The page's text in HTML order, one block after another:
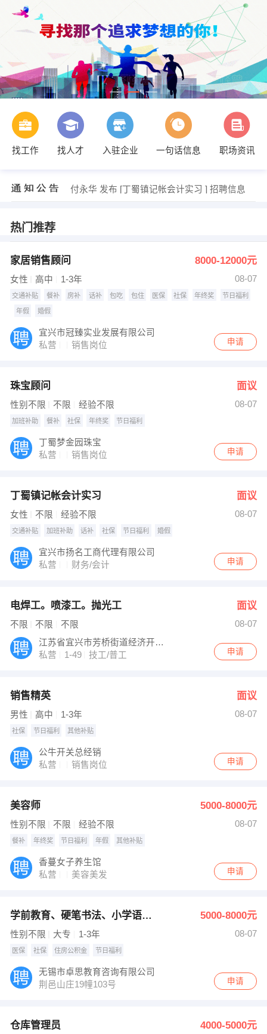
找工作 找人才 入驻企业 一句话信息 职场资讯
韩先生 发布 [销售精英 ] 招聘信息
【伟成能源科技无锡有限公司】 强势入驻
【张涵榕】 强势入驻
【无锡市恒力建设集团有限公司】 强势入驻
【宜兴源铺设计有限公司】 强势入驻
【江苏上工苑中医药健康旅游产业发展有限公司】 强势入驻
付永华 发布 [丁蜀镇记帐会计实习 ] 招聘信息
热门推荐
家居销售顾问 8000-12000元
女性 高中 1-3年 08-07
交通补贴 餐补 房补 话补 包吃 包住 医保 社保 年终奖 节日福利
年假 婚假
宜兴市冠臻实业发展有限公司
私营
销售岗位 申请
珠宝顾问 面议
性别不限 不限 经验不限 08-07
加班补助 餐补 社保 年终奖 节日福利
丁蜀梦金园珠宝
私营
销售岗位 申请
丁蜀镇记帐会计实习 面议
女性 不限 经验不限 08-07
交通补贴 加班补助 话补 社保 节日福利 婚假
宜兴市扬名工商代理有限公司
私营
财务/会计 申请
电焊工。喷漆工。抛光工 面议
不限 不限 不限
08-07
江苏省宜兴市芳桥街道经济开发区
私营
1-49 技工/普工 申请
销售精英 面议
男性 高中 1-3年 08-07
社保 节日福利 其他补贴
公牛开关总经销
私营
销售岗位 申请
美容师 5000-8000元
性别不限 不限 经验不限 08-07
餐补 年终奖 节日福利 年假 其他补贴
香蔓女子养生馆
私营
美容美发 申请
学前教育、硬笔书法、小学语数英 5000-8000元
性别不限 大专 1-3年 08-07
医保 社保 住房公积金 节日福利
无锡市卓思教育咨询有限公司
荆邑山庄19幢103号
申请
仓库管理员 4000-5000元